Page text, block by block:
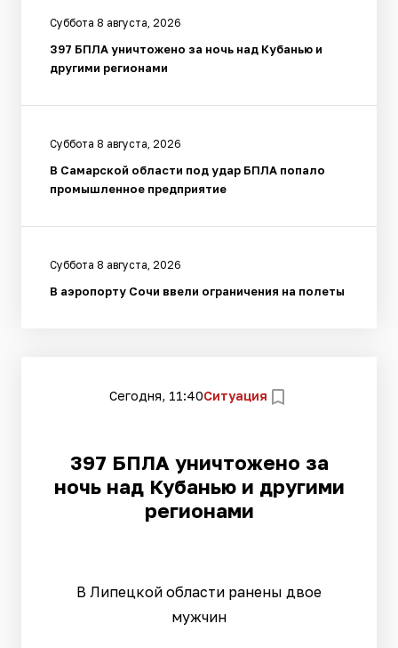
Суббота 8 августа, 2026
397 БПЛА уничтожено за ночь над Кубанью и
другими регионами
Суббота 8 августа, 2026
В Самарской области под удар БПЛА попало
промышленное предприятие
Суббота 8 августа, 2026
В аэропорту Сочи ввели ограничения на полеты
Сегодня, 11:40Ситуация
397 БПЛА уничтожено за
ночь над Кубанью и другими
регионами
В Липецкой области ранены двое
мужчин